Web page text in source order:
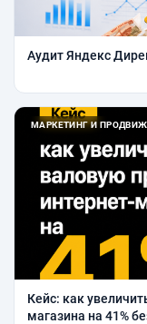
Аудит Яндекс
МАРКЕТИНГ И
Кейс: как
магазина на 41%